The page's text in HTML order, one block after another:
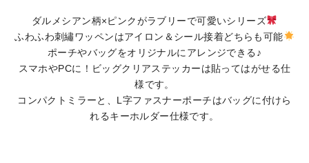
ダルメシアン柄×ピンクがラブリーで可愛いシリーズ
ふわふわ刺繡ワッペンはアイロン＆シール接着どちらも可能
ポーチやバッグをオリジナルにアレンジできる♪
スマホやPCに！ビッグクリアステッカーは貼ってはがせる仕
様です。
コンパクトミラーと、L字ファスナーポーチはバッグに付けら
れるキーホルダー仕様です。